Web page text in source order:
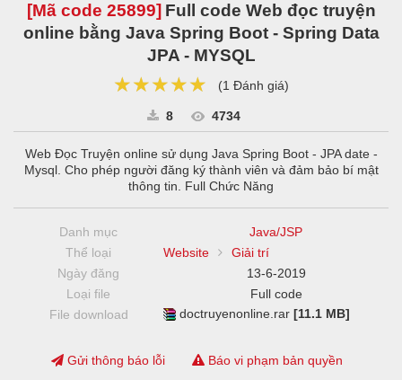
[Mã code 25899] Full code Web đọc truyện
online bằng Java Spring Boot - Spring Data
JPA - MYSQL
★★★★★
★★★★★
★★★★★ (1 Đánh giá)
8 4734
Web Đọc Truyện online sử dụng Java Spring Boot - JPA date -
Mysql. Cho phép người đăng ký thành viên và đảm bảo bí mật
thông tin. Full Chức Năng
Danh mục
Java/JSP
Thể loại
Website
Giải trí
Ngày đăng
13-6-2019
Loại file
Full code
File download
doctruyenonline.rar[11.1 MB]
Gửi thông báo lỗi Báo vi phạm bản quyền